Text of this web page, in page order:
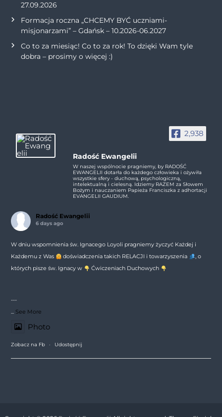
27.09.2026
Formacja roczna „CHCEMY BYĆ uczniami-
misjonarzami” – Gdańsk – 10.2026-06.2027
Co to za miesiąc! Co to za rok! To dzięki Wam tyle
dobra – prosimy o więcej :)
2,938
Radość Ewangelii
W naszej wspólnocie pragniemy, by RADOŚĆ
EWANGELII dotarła do każdego człowieka i ożywiła
wszystkie sfery - duchową, psychologiczną,
intelektualną i cielesną. Idziemy RAZEM za Słowem
Bożym i nauczaniem Papieża Franciszka z adhortacji
EVANGELII GAUDIUM.
Radość Ewangelii
6 days ago
W dniu wspomnienia św. Ignacego Loyoli pragniemy życzyć Każdej i
Każdemu z Was
doświadczenia takich RELACJI i towarzyszenia
, o
których pisze św. Ignacy w
Ćwiczeniach Duchowych
---
... See More
Photo
Zobacz na Fb · Udostępnij